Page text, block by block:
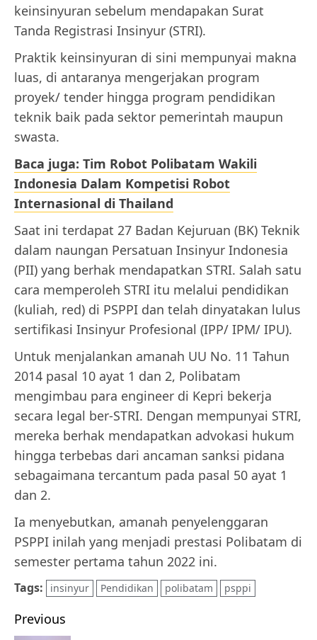
keinsinyuran sebelum mendapakan Surat
Tanda Registrasi Insinyur (STRI).
Praktik keinsinyuran di sini mempunyai makna
luas, di antaranya mengerjakan program
proyek/ tender hingga program pendidikan
teknik baik pada sektor pemerintah maupun
swasta.
Baca juga: Tim Robot Polibatam Wakili
Indonesia Dalam Kompetisi Robot
Internasional di Thailand
Saat ini terdapat 27 Badan Kejuruan (BK) Teknik
dalam naungan Persatuan Insinyur Indonesia
(PII) yang berhak mendapatkan STRI. Salah satu
cara memperoleh STRI itu melalui pendidikan
(kuliah, red) di PSPPI dan telah dinyatakan lulus
sertifikasi Insinyur Profesional (IPP/ IPM/ IPU).
Untuk menjalankan amanah UU No. 11 Tahun
2014 pasal 10 ayat 1 dan 2, Polibatam
mengimbau para engineer di Kepri bekerja
secara legal ber-STRI. Dengan mempunyai STRI,
mereka berhak mendapatkan advokasi hukum
hingga terbebas dari ancaman sanksi pidana
sebagaimana tercantum pada pasal 50 ayat 1
dan 2.
Ia menyebutkan, amanah penyelenggaran
PSPPI inilah yang menjadi prestasi Polibatam di
semester pertama tahun 2022 ini.
Tags: insinyur Pendidikan polibatam psppi
Post
Previous